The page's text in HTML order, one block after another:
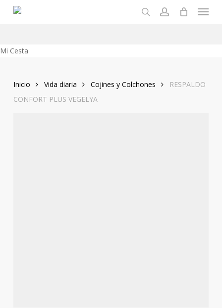
Menu
Mi Cesta
Inicio Vida diaria Cojines y Colchones
RESPALDO
CONFORT PLUS VEGELYA